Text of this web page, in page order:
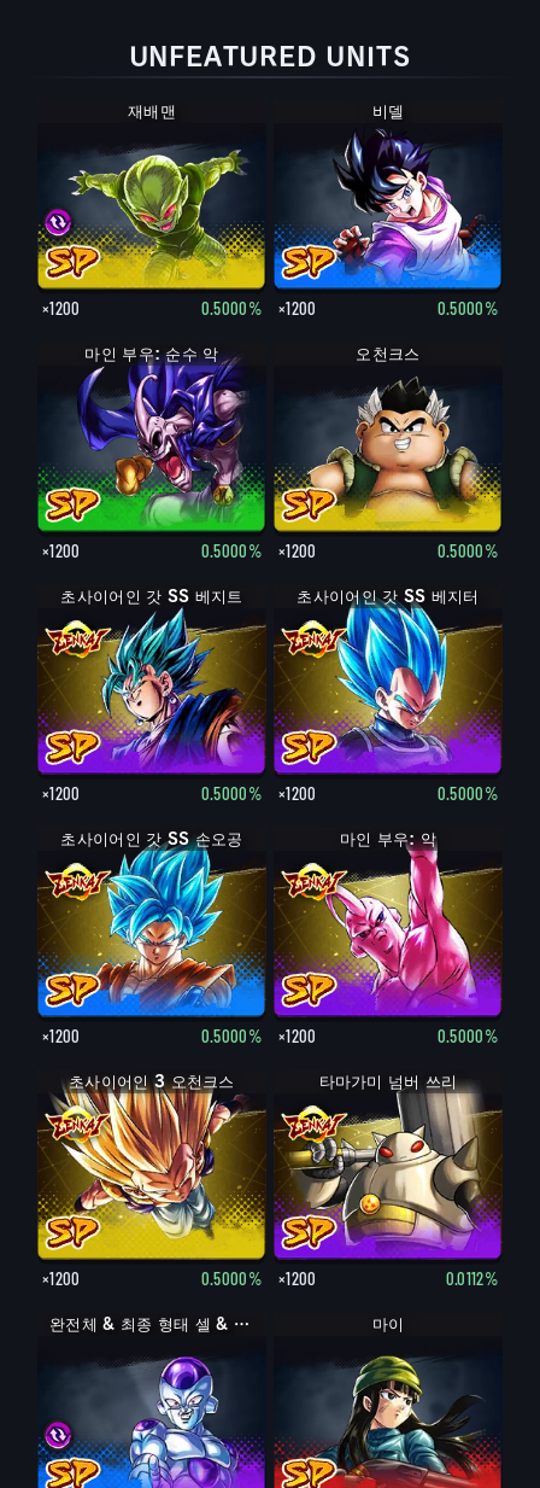
UNFEATURED UNITS
내퍼
재배맨
×1200 0.5000%
비델
×1200 0.5000%
마인 부우: 순수 악
×1200 0.5000%
오천크스
×1200 0.5000%
초사이어인 갓 SS 베지트
×1200 0.5000%
초사이어인 갓 SS 베지터
×1200 0.5000%
초사이어인 갓 SS 손오공
×1200 0.5000%
마인 부우: 악
×1200 0.5000%
초사이어인 3 오천크스
×1200 0.5000%
타마가미 넘버 쓰리
×1200 0.0112%
완전체 & 최종 형태 셀 & 프리저
완전체 & 최종 형태 셀 & 프리저 마이